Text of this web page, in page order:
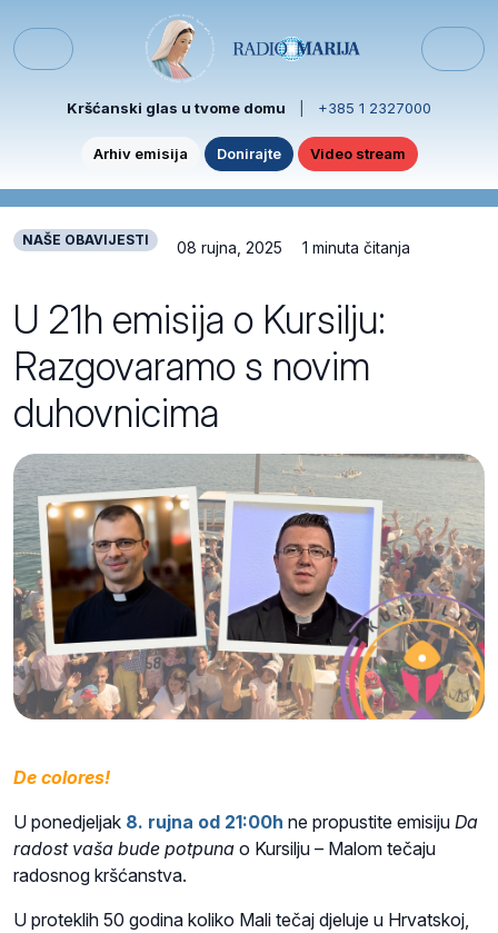
Menu
Kršćanski glas u tvome domu +385 1 2327000
Arhiv emisija Donirajte Video stream
NAŠE OBAVIJESTI 08 rujna, 2025 1 minuta čitanja
U 21h emisija o Kursilju:
Razgovaramo s novim
duhovnicima
De colores!
U ponedjeljak 8. rujna od 21:00h ne propustite emisiju Da
radost vaša bude potpuna o Kursilju – Malom tečaju
radosnog kršćanstva.
U proteklih 50 godina koliko Mali tečaj djeluje u Hrvatskoj,